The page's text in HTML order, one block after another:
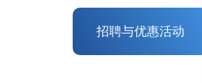
招聘与优惠活动